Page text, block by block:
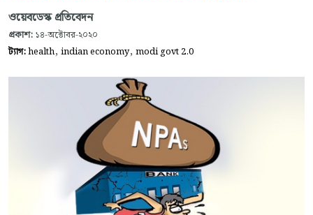
ওয়েবডেস্ক প্রতিবেদন
প্রকাশ: ১৪-অক্টোবর-২০২০
ট্যাগ:health, indian economy, modi govt 2.0